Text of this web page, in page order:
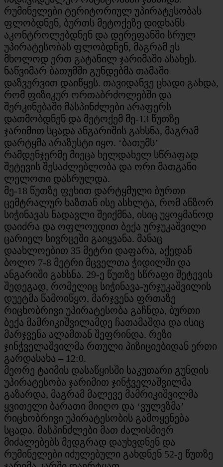
რუმინელები ტერიტორიულ უპირატესობას
ფლობდნენ, ბურთს მეტოქეზე დიდხანს
აკონტროლებდნენ და დერეფანში სრულ
უპირატესობას ფლობდნენ, მაგრამ ეს
მხოლოდ ერთ გატანილ ჯარიმაში ასახეს.
ნაწვიმარ ბათუმში გუნდებმა თამაში
დაზვერვით დაიწყეს. თავიდანვე ცხადი გახდა,
რომ ფიზიკურ ორთაბრძოლებში და
შერკინებაში მასპინძლები არაფერს
დათმობდნენ და მეტოქემ მე-13 წუთზე
ჯარიმით სცადა ანგარიშის გახსნა, მაგრამ
დარტყმა არაზუსტი იყო. ‘ბათუმს’
რამდენჯერმე მიეცა ხელდახელ სწრაფად
შეტევის შესაძლებლობა და ორი მათგანი
ლელოთი დასრულდა.
მე-18 წუთზე ფეხით დარტყმული ბურთი
ცემტრალურ ხაზთან ისე ასხლტა, რომ ანზორ
სიჭინავას ნადავლი შეიქმნა, ისიც უყოყმანოდ
დაიძრა და ოფლოუდით ბექა ურჯუკაშვილი
ცარიელ სივრცეში გაიყვანა. მანაც
დაახლოებით 35 მეტრი დაფარა, აქედან
ბოლო 7-8 მეტრი მცველთა ჭიდილში და
ანგარიში გახსნა. 29-ე წუთზე სწრაფი შეტევის
შედეგად, რომელიც სიჭინავა-ურჯუკაშვილის
დუეტმა წამოიწყო, მარჯვენა ფრთაზე
რიცხობრივი უპირატესობა გაჩნდა, ბურთი
ბექა მამრიკიშვილამდე ჩათამაშდა და ისიც
მარჯვენა ალამთან შეფრინდა. რეზი
ჯინჭველაშვილმა რთული პიზიციებიდან ერთი
გარდასახა – 12:0.
მეორე ტაიმის დასაწყისში საკუთარი გუნდის
უპირატესობა ჯარიმით ჯინჭველაშვილმა
გაზარდა, მაგრამ მალევე მამრიკიშვილმა
ყვითელი ბარათი მიიღო და ‘ვულვზმა’
რიცხობრივი უპირატესობის გამოყენება
სცადა. მასპინძლები მათ ძალისმიერ
მიძალებებს მედგრად დაუხვდნენ და
რუმინელები იძულებული გახდნენ 52-ე წუთზე